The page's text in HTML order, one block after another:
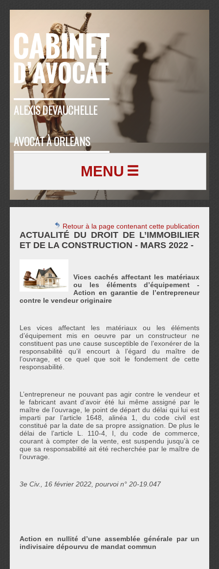
ALEXIS DEVAUCHELLE
AVOCAT À ORLEANS
MENU
Retour à la page contenant cette publication
ACTUALITÉ DU DROIT DE L’IMMOBILIER
ET DE LA CONSTRUCTION - MARS 2022 -
Vices cachés affectant les matériaux
ou les éléments d’équipement -
Action en garantie de l’entrepreneur
contre le vendeur originaire
Les vices affectant les matériaux ou les éléments
d’équipement mis en oeuvre par un constructeur ne
constituent pas une cause susceptible de l’exonérer de la
responsabilité qu’il encourt à l’égard du maître de
l’ouvrage, et ce quel que soit le fondement de cette
responsabilité.
L’entrepreneur ne pouvant pas agir contre le vendeur et
le fabricant avant d’avoir été lui même assigné par le
maître de l’ouvrage, le point de départ du délai qui lui est
imparti par l’article 1648, alinéa 1, du code civil est
constitué par la date de sa propre assignation. De plus le
délai de l’article L. 110-4, I, du code de commerce,
courant à compter de la vente, est suspendu jusqu’à ce
que sa responsabilité ait été recherchée par le maître de
l’ouvrage.
3e Civ., 16 février 2022, pourvoi n° 20-19.047
Action en nullité d’une assemblée générale par un
indivisaire dépourvu de mandat commun